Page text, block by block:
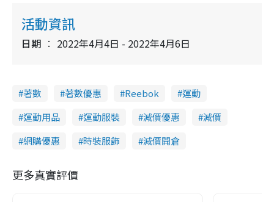
活動資訊
日期 2022年4月4日 - 2022年4月6日
著數 著數優惠 Reebok
運動
運動用品
運動服裝 減價優惠
減價
網購優惠
時裝服飾 減價開倉
更多真實評價